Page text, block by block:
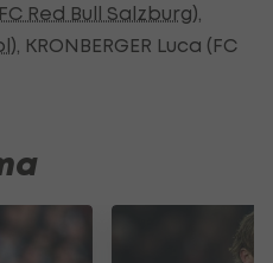
FC Red Bull Salzburg),
), KRONBERGER Luca (FC